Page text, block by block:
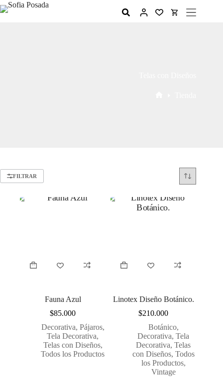
FILTRAR
Fauna Azul
$85.000
Decorativa, Pájaros,
Tela Decorativa,
Telas con Diseños,
Todos los Productos
Linotex Diseño Botánico.
$210.000
Botánico,
Decorativa,Tela
Decorativa,Telas
con Diseños, Todos
los Productos,
Vintage